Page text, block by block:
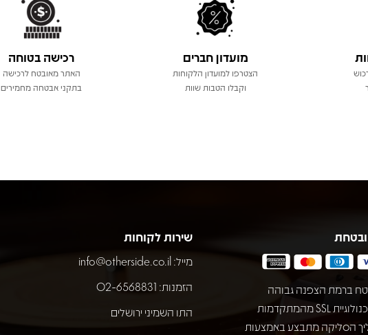
מועדון חברים
הצטרפו למועדון הלקוחות
וקבלו הטבות שוות
רכישה בטוחה
האתר מאובטח לרכישה
בתקני אבטחה מחמירים
ברמת הצפנה גבוהה
באמצעות טכנולוגיית SSL מהמתקדמות
הסליקה מתבצע באמצעות
שירות לקוחות
מייל: info@otherside.co.il
הזמנות: 02-6568831
התו השמיני ירושלים